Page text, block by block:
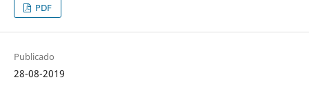
PDF
Publicado
28-08-2019